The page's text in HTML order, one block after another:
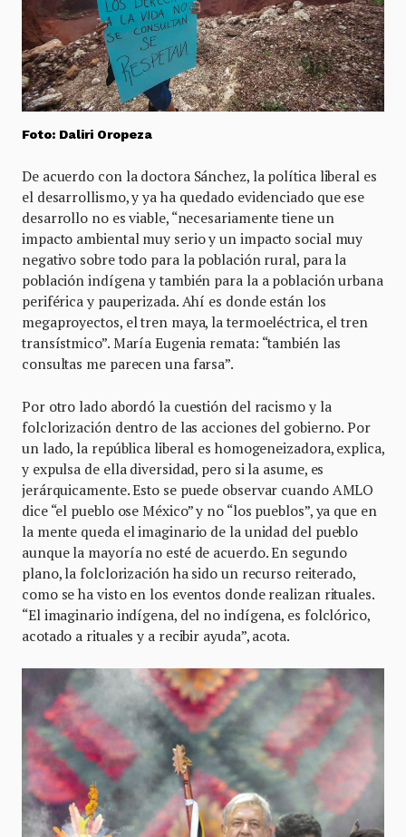
Foto: Daliri Oropeza
De acuerdo con la doctora Sánchez, la política liberal es
el desarrollismo, y ya ha quedado evidenciado que ese
desarrollo no es viable, “necesariamente tiene un
impacto ambiental muy serio y un impacto social muy
negativo sobre todo para la población rural, para la
población indígena y también para la a población urbana
periférica y pauperizada. Ahí es donde están los
megaproyectos, el tren maya, la termoeléctrica, el tren
transístmico”. María Eugenia remata: “también las
consultas me parecen una farsa”.
Por otro lado abordó la cuestión del racismo y la
folclorización dentro de las acciones del gobierno. Por
un lado, la república liberal es homogeneizadora, explica,
y expulsa de ella diversidad, pero si la asume, es
jerárquicamente. Esto se puede observar cuando AMLO
dice “el pueblo ose México” y no “los pueblos”, ya que en
la mente queda el imaginario de la unidad del pueblo
aunque la mayoría no esté de acuerdo. En segundo
plano, la folclorización ha sido un recurso reiterado,
como se ha visto en los eventos donde realizan rituales.
“El imaginario indígena, del no indígena, es folclórico,
acotado a rituales y a recibir ayuda”, acota.